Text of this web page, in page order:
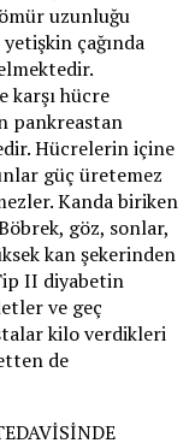
uzunluğu
çağında
karşı hücre
pankreastan
Hücrelerin içine
güç üretemez
Kanda biriken
göz, sonlar,
kan şekerinden
II diyabetin
ve geç
kilo verdikleri
de